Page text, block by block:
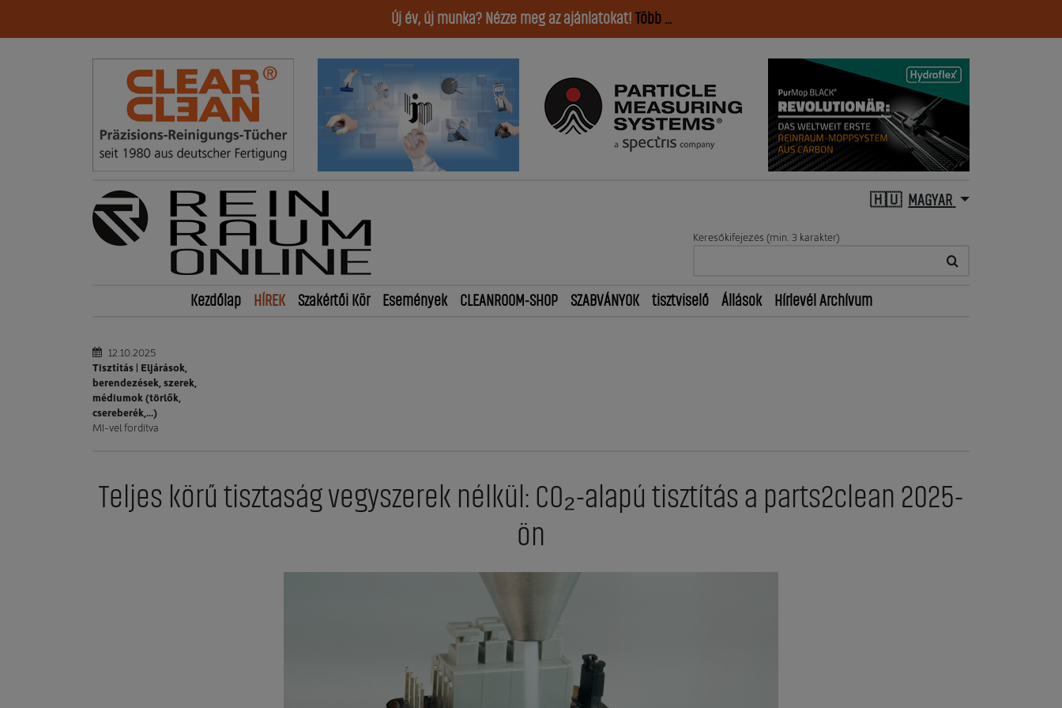
Új év, új munka? Nézze meg az ajánlatokat! Több ...
MAGYAR
Keresőkifejezés (min. 3 karakter)
Kezdőlap HÍREK Szakértői Kör Események CLEANROOM-SHOP SZABVÁNYOK tisztviselő Állások Hírlevél Archívum
12.10.2025
Tisztítás | Eljárások,
berendezések, szerek,
médiumok (törlők,
csereberék,...)
MI-vel fordítva
Teljes körű tisztaság vegyszerek nélkül: CO₂-alapú tisztítás a parts2clean 2025-
ön